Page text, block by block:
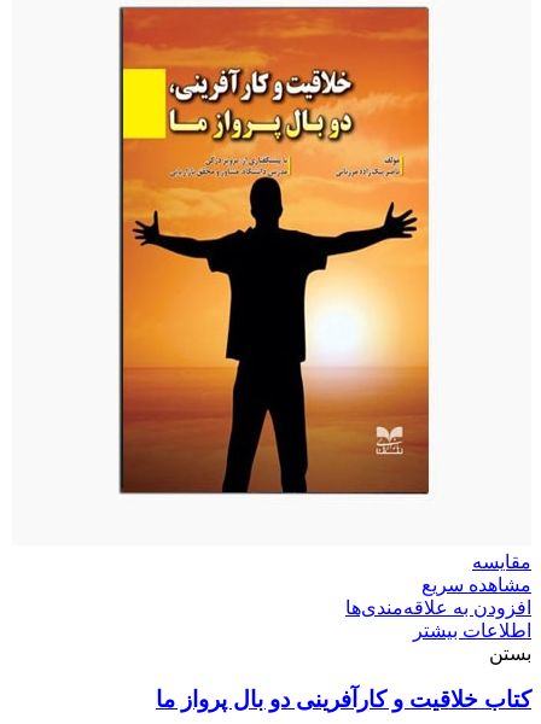
مقایسه
مشاهده سریع
افزودن به علاقه‌مندی‌ها
اطلاعات بیشتر
بستن
کتاب خلاقیت و کارآفرینی دو بال پرواز ما